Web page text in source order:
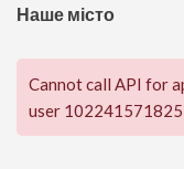
Наше місто
Cannot call API for
user